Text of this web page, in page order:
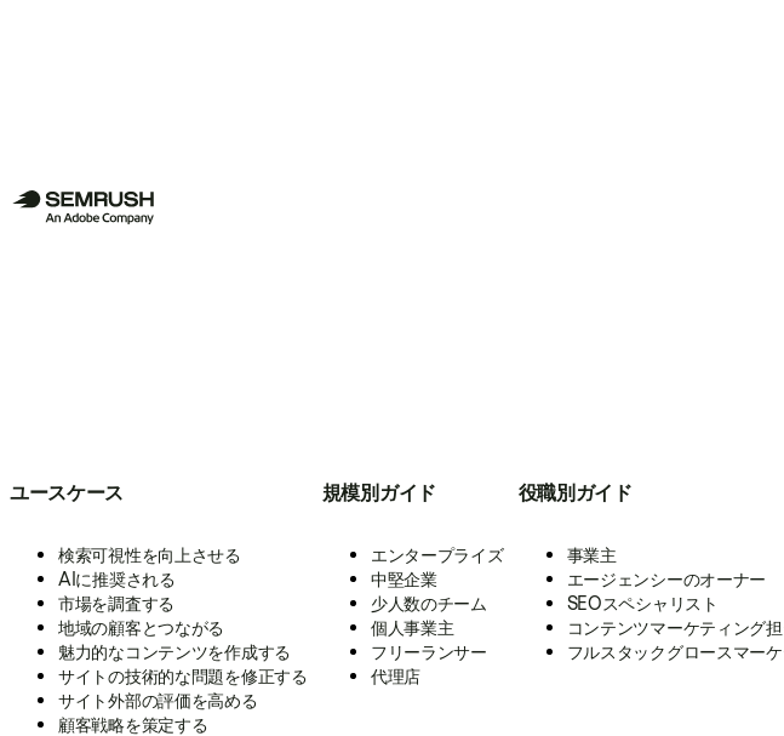
ユースケース
検索可視性を向上させる
AIに推奨される
市場を調査する
地域の顧客とつながる
魅力的なコンテンツを作成する
サイトの技術的な問題を修正する
サイト外部の評価を高める
顧客戦略を策定する
規模別ガイド
エンタープライズ
中堅企業
少人数のチーム
個人事業主
フリーランサー
代理店
役職別ガイド
事業主
エージェンシーのオーナー
SEOスペシャリスト
コンテンツマーケティング
フルスタックグロースマー